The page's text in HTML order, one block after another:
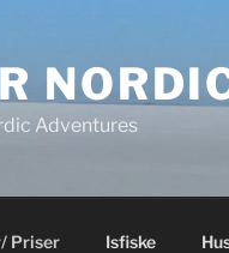
Adventures
Priser Isfiske